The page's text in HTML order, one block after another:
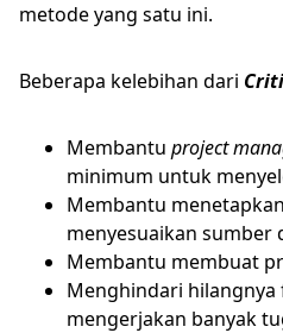
metode yang satu ini.
Beberapa kelebihan dari
Membantu project
minimum untuk
Membantu
menyesuaikan sumber
Membantu membuat
Menghindari hilangnya
mengerjakan banyak